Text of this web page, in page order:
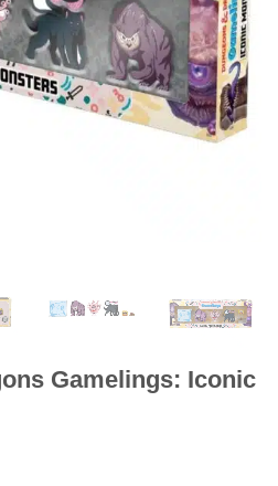
Gamelings: Iconic